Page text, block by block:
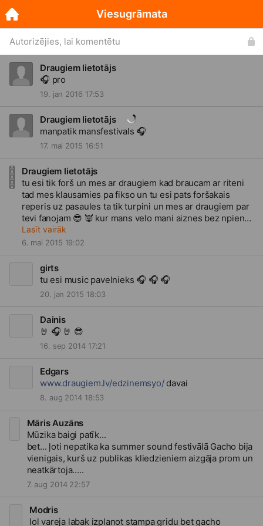
Autorizējies, lai komentētu
Draugiem lietotājs
🎧 pro
19. jan 2016 17:53
Draugiem lietotājs
manpatik mansfestivals 🎧
17. mai 2015 16:51
Draugiem lietotājs
tu esi tik forš un mes ar draugiem kad braucam ar riteni
tad mes klausamies pa fikso un tu esi pats foršakais
reperis uz pasaules ta tik turpini un mes ar draugiem par
tevi fanojam 😎 👿 kur mans velo mani aiznes bez npiena
un bez maizes go go zila zale zaļa debes
Lasīt vairāk
6. mai 2015 19:02
girts
tu esi music pavelnieks 🎧 🎧 🎧
20. jan 2015 18:03
Dainis
🤘 🎧 🤘 😎
16. sep 2014 17:21
Edgars
www.draugiem.lv/edzinemsyo/ davai
8. aug 2014 18:53
Māris Auzāns
Mūzika baigi patīk...
bet... ļoti nepatika ka summer sound festivālā Gacho bija
vienigais, kurš uz publikas kliedzieniem aizgāja prom un
neatkārtoja.....
7. aug 2014 22:57
Modris
lol vareja labak izplanot stampa gridu bet gacho
Viesugrāmata